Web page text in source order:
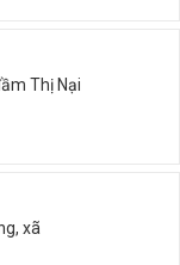
Thị Nại
xã